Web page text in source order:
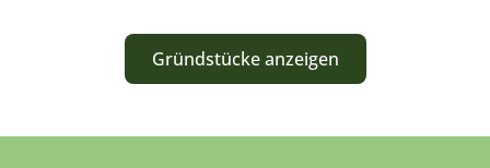
Gründstücke anzeigen